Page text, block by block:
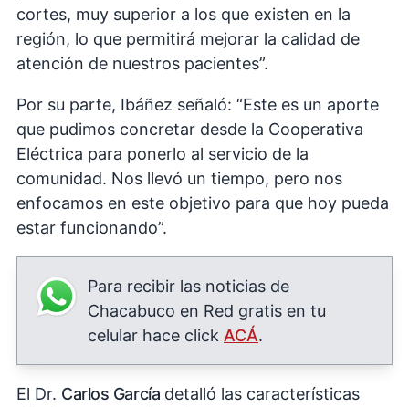
cortes, muy superior a los que existen en la
región, lo que permitirá mejorar la calidad de
atención de nuestros pacientes”.
Por su parte, Ibáñez señaló: “Este es un aporte
que pudimos concretar desde la Cooperativa
Eléctrica para ponerlo al servicio de la
comunidad. Nos llevó un tiempo, pero nos
enfocamos en este objetivo para que hoy pueda
estar funcionando”.
Para recibir las noticias de
Chacabuco en Red gratis en tu
celular hace click ACÁ.
El Dr. Carlos García detalló las características